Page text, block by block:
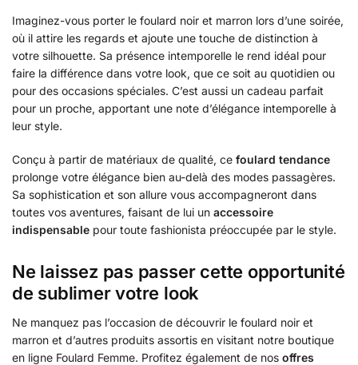
Imaginez-vous porter le foulard noir et marron lors d’une soirée,
où il attire les regards et ajoute une touche de distinction à
votre silhouette. Sa présence intemporelle le rend idéal pour
faire la différence dans votre look, que ce soit au quotidien ou
pour des occasions spéciales. C’est aussi un cadeau parfait
pour un proche, apportant une note d’élégance intemporelle à
leur style.
Conçu à partir de matériaux de qualité, ce foulard tendance
prolonge votre élégance bien au-delà des modes passagères.
Sa sophistication et son allure vous accompagneront dans
toutes vos aventures, faisant de lui un accessoire
indispensable pour toute fashionista préoccupée par le style.
Ne laissez pas passer cette opportunité
de sublimer votre look
Ne manquez pas l’occasion de découvrir le foulard noir et
marron et d’autres produits assortis en visitant notre boutique
en ligne Foulard Femme. Profitez également de nos offres